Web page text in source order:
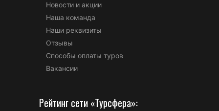
Новости и акции
Наша команда
Наши реквизиты
Отзывы
Способы оплаты туров
Вакансии
Рейтинг сети «Турсфера»: